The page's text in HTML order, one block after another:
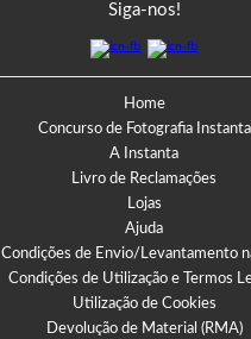
Siga-nos!
Home
Concurso de Fotografia Instanta
A Instanta
Livro de Reclamações
Lojas
Ajuda
Condições de Envio/Levantamento
Condições de Utilização e Termos
Utilização de Cookies
Devolução de Material (RMA)